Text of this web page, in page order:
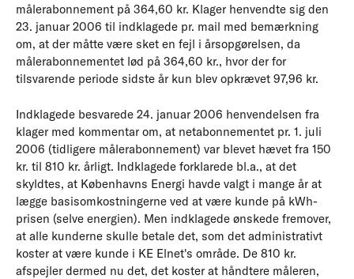
målerabonnement på 364,60 kr. Klager henvendte sig den
23. januar 2006 til indklagede pr. mail med bemærkning
om, at der måtte være sket en fejl i årsopgørelsen, da
målerabonnementet lød på 364,60 kr., hvor der for
tilsvarende periode sidste år kun blev opkrævet 97,96 kr.
Indklagede besvarede 24. januar 2006 henvendelsen fra
klager med kommentar om, at netabonnementet pr. 1. juli
2006 (tidligere målerabonnement) var blevet hævet fra 150
kr. til 810 kr. årligt. Indklagede forklarede bl.a., at det
skyldtes, at Københavns Energi havde valgt i mange år at
lægge basisomkostningerne ved at være kunde på kWh-
prisen (selve energien). Men indklagede ønskede fremover,
at alle kunderne skulle betale det, som det administrativt
koster at være kunde i KE Elnet's område. De 810 kr.
afspejler dermed nu det, det koster at håndtere måleren,